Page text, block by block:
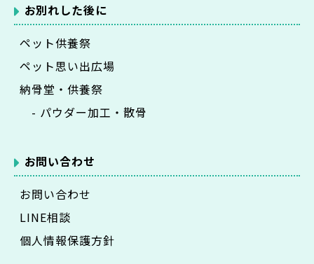
お別れした後に
ペット供養祭
ペット思い出広場
納骨堂・供養祭
- パウダー加工・散骨
お問い合わせ
お問い合わせ
LINE相談
個人情報保護方針